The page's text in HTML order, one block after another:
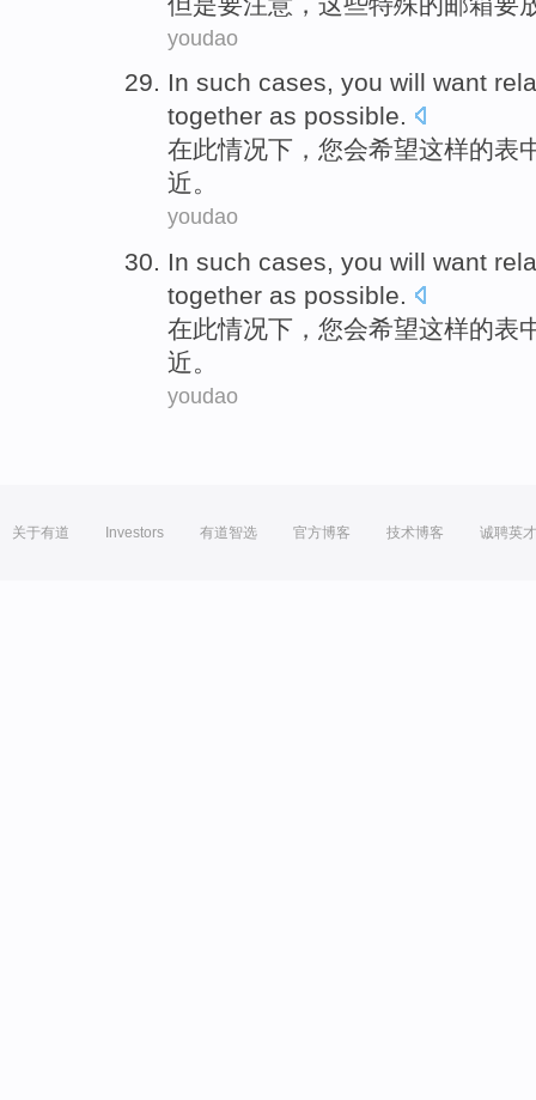
youdao
In such cases, you will want
together as possible.
在此情况下 ， 您会希望这样的表
近。
youdao
In such cases, you will want
together as possible.
在此情况下 ， 您会希望这样的表
近。
youdao
关于有道 Investors 有道智选 官方博客 技术博客 诚聘英才